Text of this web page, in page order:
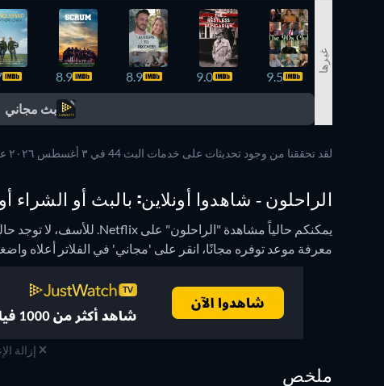
غيرها
9.5
9.0
8.9
8.9
بث مجاني
لقد تحققنا من وجود تحديثات على خدمات البث 44 في ٣ أغسطس ٢٠٢٦ عند الساعة ٣:١٧:٤٠ م.
الراحلون - شاهدوا أونلاين: بالبث أو الشراء أو
يمكنكم حالياً مشاهدة "الراحلون" على Netflix.
للأسف، لا توجد
معرفة موعد توفره مجانًا، انقر على 'مجاني' في الفلاتر أعلاه
إزالة
ملخص